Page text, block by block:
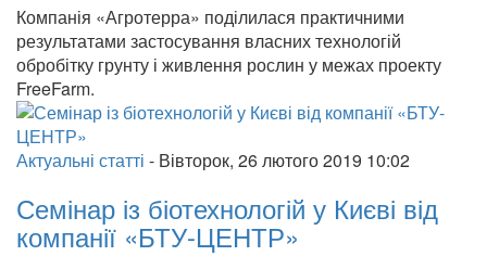
Компанія «Агротерра» поділилася практичними
результатами застосування власних технологій
обробітку грунту і живлення рослин у межах проекту
FreeFarm.
Актуальні статті - Вівторок, 26 лютого 2019 10:02
Семінар із біотехнологій у Києві від
компанії «БТУ-ЦЕНТР»